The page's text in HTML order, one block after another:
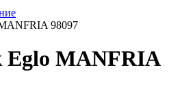
98097
Eglo MANFRIA